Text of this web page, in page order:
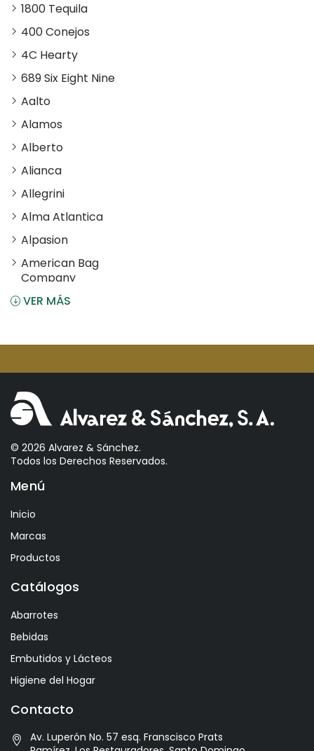
1800 Tequila
400 Conejos
4C Hearty
689 Six Eight Nine
Aalto
Alamos
Alberto
Alianca
Allegrini
Alma Atlantica
Alpasion
American Bag
Company
Angostura
Aperol
Arcos
Areparepa
Argensun
Astrales
Avelina
Ayala
Azevedo
Bacalarico
Badia
Best Maid
Bitburger
VER MÁS
© 2026 Alvarez & Sánchez.
Todos los Derechos Reservados.
Menú
Inicio
Marcas
Productos
Catálogos
Abarrotes
Bebidas
Embutidos y Lácteos
Higiene del Hogar
Contacto
Av. Luperón No. 57 esq. Franscisco Prats